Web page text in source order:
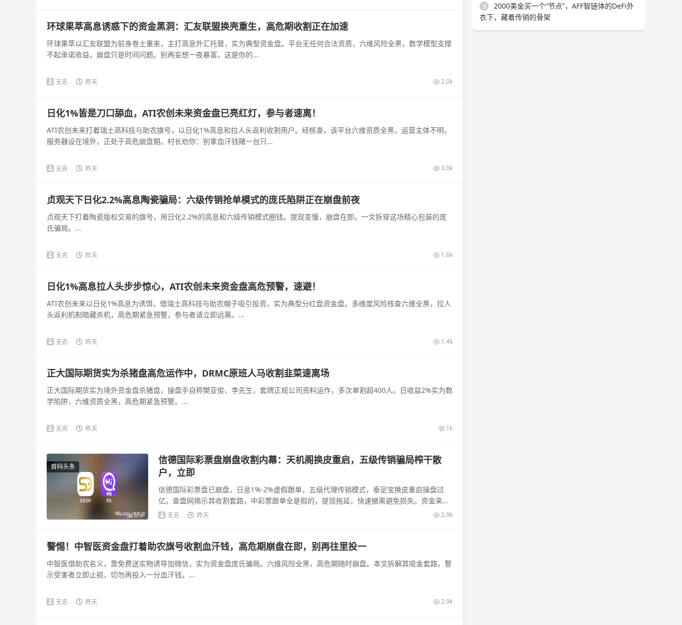
环球果萃高息诱惑下的资金黑洞：汇友联盟换壳重生，高危期收割正在加速
环球果萃以汇友联盟为前身卷土重来，主打高息外汇托管，实为典型资金盘。平台无任何合法资质，六维风险全黑，数学模型支撑
不起承诺收益，崩盘只是时间问题。别再妄想一夜暴富，这是你的...
无名 昨天 2.0k
日化1%皆是刀口舔血，ATI农创未来资金盘已亮红灯，参与者速离！
ATI农创未来打着瑞士高科技与助农旗号，以日化1%高息和拉人头返利收割用户。经核查，该平台六维资质全黑，运营主体不明，
服务器设在境外，正处于高危崩盘期。村长劝你：别拿血汗钱赌一台只...
无名 昨天 3.0k
贞观天下日化2.2%高息陶瓷骗局：六级传销抢单模式的庞氏陷阱正在崩盘前夜
贞观天下打着陶瓷版权交易的旗号，用日化2.2%的高息和六级传销模式圈钱。提现变慢，崩盘在即。一文拆穿这场精心包装的庞
氏骗局。...
无名 昨天 1.6k
日化1%高息拉人头步步惊心，ATI农创未来资金盘高危预警，速避！
ATI农创未来以日化1%高息为诱饵，借瑞士高科技与助农幌子吸引投资，实为典型分红盘资金盘。多维度风险核查六维全黑，拉人
头返利机制暗藏杀机，高危期紧急预警，参与者请立即远离。...
无名 昨天 1.4k
正大国际期货实为杀猪盘高危运作中，DRMC原班人马收割韭菜速离场
正大国际期货实为境外资金盘杀猪盘，操盘手自称樊亚俊、李先生，套牌正规公司资料运作，多次单割超400人。日收益2%实为数
学陷阱，六维资质全黑，高危期紧急预警。...
无名 昨天 1k
首码头条
信德国际彩票盘崩盘收割内幕：天机阁换皮重启，五级传销骗局榨干散
户，立即
信德国际彩票盘已崩盘，日息1%-2%虚假跟单，五级代理传销模式，泰足宝换皮重启操盘过
亿。查盘网揭示其收割套路，中彩票跟单全是假的，提现拖延，快速撤离避免损失。资金来源
可疑，法律风险...
无名 昨天 2.9k
警惕！中智医资金盘打着助农旗号收割血汗钱，高危期崩盘在即，别再往里投一
中智医借助农名义，靠免费送实物诱导加微信，实为资金盘庞氏骗局。六维风险全黑，高危期随时崩盘。本文拆解其吸金套路，警
示受害者立即止损，切勿再投入一分血汗钱。...
无名 昨天 2.9k
9
2000美金买一个“节点”，AFF智链体的DeFi外
衣下，藏着传销的骨架